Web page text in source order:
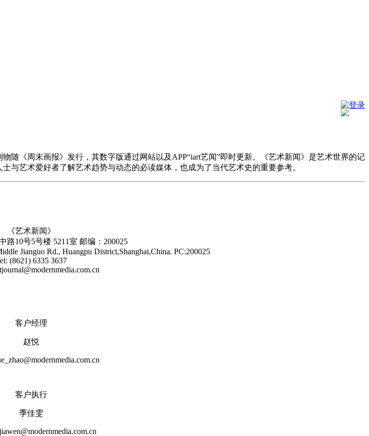
登录
随《周末画报》发行，其数字版通过网站以及APP“iart艺闻”即时更新。《艺术新闻》是艺术世界的记
与艺术爱好者了解艺术趋势与动态的必读媒体，也成为了当代艺术史的重要参考。
《艺术新闻》
路10号5号楼 5211室 邮编：200025
Jianguo Rd., Huangpu District,Shanghai,China. PC:200025
(8621) 6335 3637
客户经理
赵悦
客户执行
季佳雯